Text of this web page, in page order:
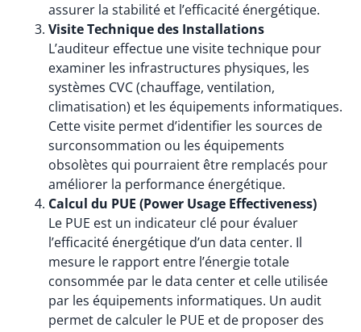
assurer la stabilité et l’efficacité énergétique.
Visite Technique des Installations
L’auditeur effectue une visite technique pour
examiner les infrastructures physiques, les
systèmes CVC (chauffage, ventilation,
climatisation) et les équipements informatiques.
Cette visite permet d’identifier les sources de
surconsommation ou les équipements
obsolètes qui pourraient être remplacés pour
améliorer la performance énergétique.
Calcul du PUE (Power Usage Effectiveness)
Le PUE est un indicateur clé pour évaluer
l’efficacité énergétique d’un data center. Il
mesure le rapport entre l’énergie totale
consommée par le data center et celle utilisée
par les équipements informatiques. Un audit
permet de calculer le PUE et de proposer des